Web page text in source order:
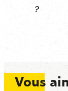
?
Vous